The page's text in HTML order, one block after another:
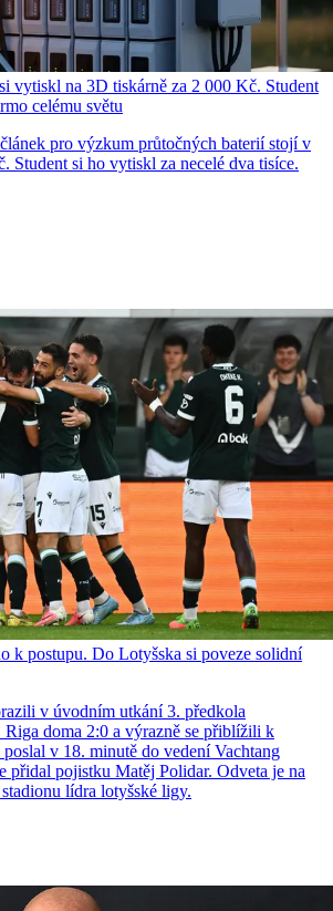
vytiskl na 3D tiskárně za 2 000 Kč. Student
celému světu
pro výzkum průtočných baterií stojí v
Student si ho vytiskl za necelé dva tisíce.
k postupu. Do Lotyšska si poveze solidní
v úvodním utkání 3. předkola
doma 2:0 a výrazně se přiblížili k
v 18. minutě do vedení Vachtang
přidal pojistku Matěj Polidar. Odveta je na
lídra lotyšské ligy.